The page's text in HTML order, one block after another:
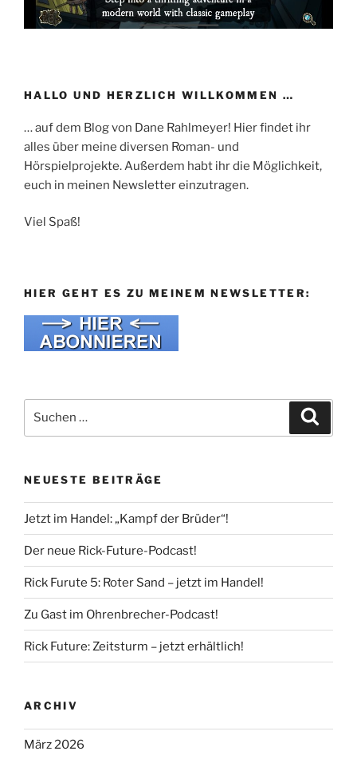
HALLO UND HERZLICH WILLKOMMEN …
… auf dem Blog von Dane Rahlmeyer! Hier findet ihr
alles über meine diversen Roman- und
Hörspielprojekte. Außerdem habt ihr die Möglichkeit,
euch in meinen Newsletter einzutragen.
Viel Spaß!
HIER GEHT ES ZU MEINEM NEWSLETTER:
nach:
NEUESTE BEITRÄGE
Jetzt im Handel: „Kampf der Brüder“!
Der neue Rick-Future-Podcast!
Rick Furute 5: Roter Sand – jetzt im Handel!
Zu Gast im Ohrenbrecher-Podcast!
Rick Future: Zeitsturm – jetzt erhältlich!
ARCHIV
März 2026